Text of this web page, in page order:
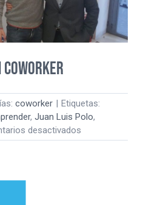
Emprendedoras
coworker
coworker | Etiquetas:
, Juan Luis Polo,
desactivados
Juan